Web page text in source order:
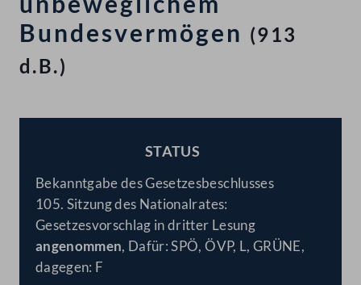
Bundesvermögen (913
d.B.)
STATUS
Bekanntgabe des Gesetzesbeschlusses
105. Sitzung des Nationalrates:
Gesetzesvorschlag in dritter Lesung
angenommen, Dafür: SPÖ, ÖVP, L, GRÜNE,
dagegen: F